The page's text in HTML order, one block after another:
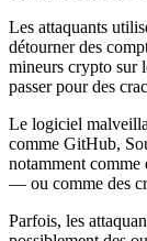
Les attaquants
détourner des
mineurs crypto sur
passer pour des
Le logiciel
comme GitHub,
notamment
— ou comme des
Parfois, les